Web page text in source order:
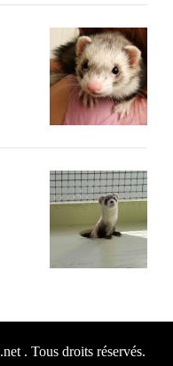
. Tous droits réservés.